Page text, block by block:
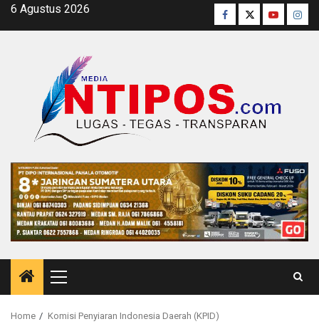
Skip6 Agustus 2026 Facebook
TwitterYoutube
Primary
Menu
Home Komisi Penyiaran Indonesia Daerah (KPID)